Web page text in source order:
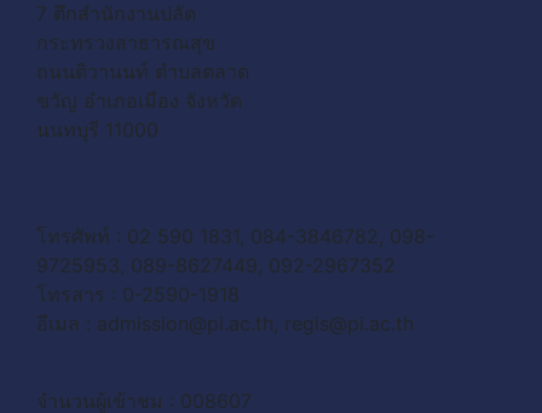
7 ตึกสำนักงานปลัด
กระทรวงสาธารณสุข
ถนนติวานนท์ ตำบลตลาด
ขวัญ อำเภอเมือง จังหวัด
นนทบุรี 11000
โทรศัพท์ : 02 590 1831, 084-3846782, 098-
9725953, 089-8627449, 092-2967352
โทรสาร : 0-2590-1918
อีเมล : admission@pi.ac.th, regis@pi.ac.th
จำนวนผู้เข้าชม : 008607